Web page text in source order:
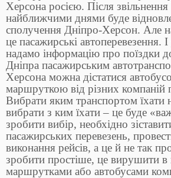
Херсона росією. Після
найближчими днями буде
сполучення Дніпро-Херсон. Але
це пасажирські автоперевезення. І
надамо інформацію про поїздки
Дніпра пасажирським
Херсона можна дістатися
маршруткою від різних компаній
Вибрати яким транспортом їхати
вибрати з ким їхати – це буде
зробити вибір, необхідно
пасажирських перевезень,
виконання рейсів, а це й не так
зробити простіше, це вирушити в
маршрутками або автобусами